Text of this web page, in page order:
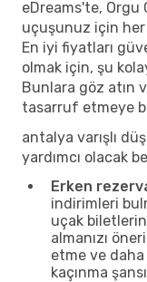
eDreams'te, Orgu
uçuşunuz için her
En iyi fiyatları
olmak için, şu
Bunlara göz atın
tasarruf etmeye
antalya varışlı
yardımcı olacak
Erken
indirimleri
uçak
almanızı
etme ve
kaçınma